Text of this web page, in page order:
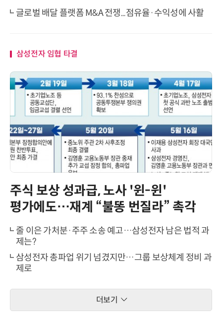
글로벌 배달 플랫폼 M&A 전쟁...점유율·수익성에 사활
삼성전자 임협 타결
주식 보상 성과급, 노사 '윈-윈'
평가에도…재계 “불똥 번질라” 촉각
줄 이은 가처분·주주 소송 예고…삼성전자 남은 법적 과
제는?
삼성전자 총파업 위기 넘겼지만…그룹 보상체계 정비 과
제로
더보기